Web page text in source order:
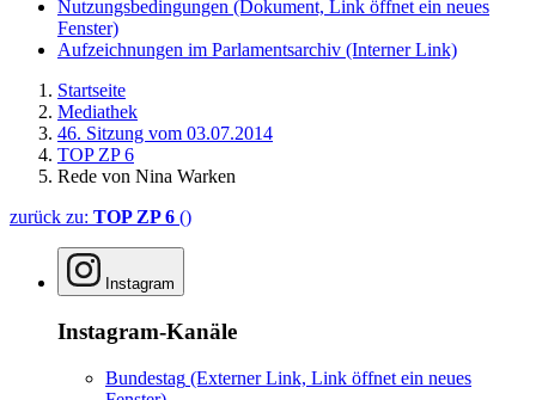
Nutzungsbedingungen (Dokument, Link öffnet ein neues
Fenster)
Aufzeichnungen im Parlamentsarchiv (Interner Link)
Startseite
Mediathek
46. Sitzung vom 03.07.2014
TOP ZP 6
Rede von Nina Warken
zurück zu: TOP ZP 6 ()
Instagram
Instagram-Kanäle
Bundestag (Externer Link, Link öffnet ein neues